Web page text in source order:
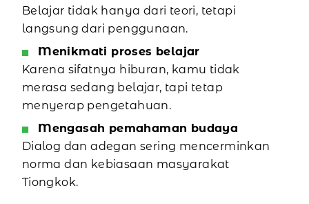
Belajar tidak hanya dari teori, tetapi
langsung dari penggunaan.
Menikmati proses belajar
Karena sifatnya hiburan, kamu tidak
merasa sedang belajar, tapi tetap
menyerap pengetahuan.
Mengasah pemahaman budaya
Dialog dan adegan sering mencerminkan
norma dan kebiasaan masyarakat
Tiongkok.